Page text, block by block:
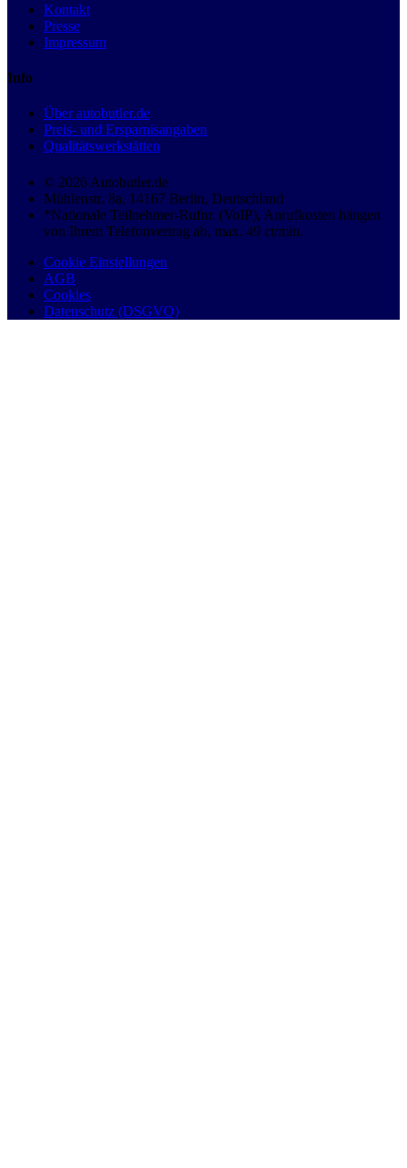
Kontakt
Presse
Impressum
Info
Über autobutler.de
Preis- und Ersparnisangaben
Qualitätswerkstätten
© 2026 Autobutler.de
Mühlenstr. 8a, 14167 Berlin, Deutschland
*Nationale Teilnehmer-Rufnr. (VoIP), Anrufkosten hängen
von Ihrem Telefonvertrag ab, max. 49 ct/min.
Cookie Einstellungen
AGB
Cookies
Datenschutz (DSGVO)